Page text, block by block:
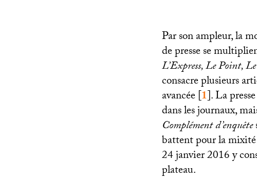
Par son ampleur, la
de presse se
L’Express, Le Point,
consacre plusieurs
avancée[1]. La
dans les journaux,
Complément d’enquête
battent pour la mixité
24 janvier 2016 y
plateau.